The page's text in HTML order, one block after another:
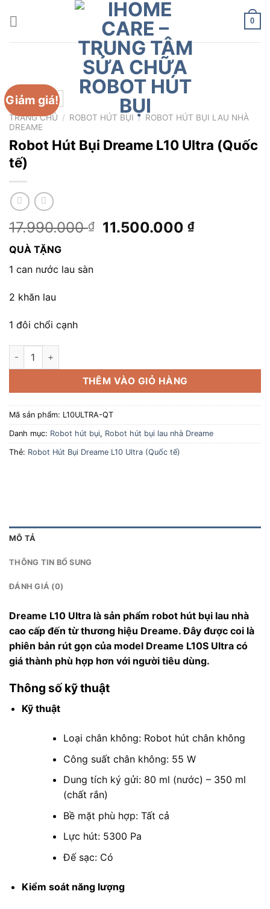
0
Giảm giá!
TRANG CHỦ / ROBOT HÚT BỤI / ROBOT HÚT BỤI LAU NHÀ
DREAME
Robot Hút Bụi Dreame L10 Ultra (Quốc
tế)
17.990.000₫
Giá
11.500.000₫Giá
QUÀ TẶNG
1 can nước lau sàn
2 khăn lau
1 đôi chổi cạnh
Robot Hút Bụi Dreame L10 Ultra (Quốc tế) số lượng
THÊM VÀO GIỎ HÀNG
Mã sản phẩm: L10ULTRA-QT
Danh mục: Robot hút bụi, Robot hút bụi lau nhà Dreame
Thẻ: Robot Hút Bụi Dreame L10 Ultra (Quốc tế)
MÔ TẢ
THÔNG TIN BỔ SUNG
ĐÁNH GIÁ (0)
Dreame L10 Ultra là sản phẩm robot hút bụi lau nhà
cao cấp đến từ thương hiệu Dreame. Đây được coi là
phiên bản rút gọn của model Dreame L10S Ultra có
giá thành phù hợp hơn với người tiêu dùng.
Thông số kỹ thuật
Kỹ thuật
Loại chân không: Robot hút chân không
Công suất chân không: 55 W
Dung tích ký gửi: 80 ml (nước) – 350 ml
(chất rắn)
Bề mặt phù hợp: Tất cả
Lực hút: 5300 Pa
Đế sạc: Có
Kiểm soát năng lượng